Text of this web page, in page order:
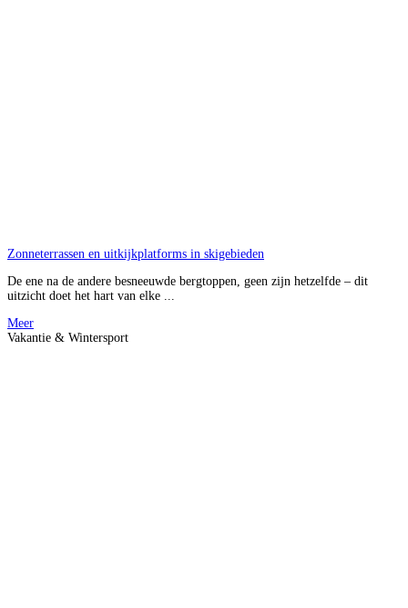
Zonneterrassen en uitkijkplatforms in skigebieden
De ene na de andere besneeuwde bergtoppen, geen zijn hetzelfde – dit
uitzicht doet het hart van elke ...
Meer
Vakantie & Wintersport